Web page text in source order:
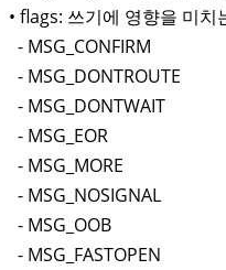
• flags: 쓰기에 영향을 미
- MSG_CONFIRM
- MSG_DONTROUTE
- MSG_DONTWAIT
- MSG_EOR
- MSG_MORE
- MSG_NOSIGNAL
- MSG_OOB
- MSG_FASTOPEN